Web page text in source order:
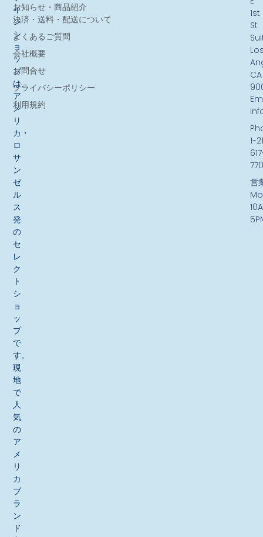
イ
ン
シ
ョ
ッ
プ
は、
ア
メ
リ
カ・
ロ
サ
ン
ゼ
ル
ス
発
の
セ
レ
ク
ト
シ
ョ
ッ
プ
で
す。
現
地
で
人
気
の
ア
メ
リ
カ
ブ
ラ
ン
ド
お知らせ・商品紹介
決済・送料・配送について
よくあるご質問
会社概要
お問合せ
プライバシーポリシー
利用規約
1st
St
CA
1-
営